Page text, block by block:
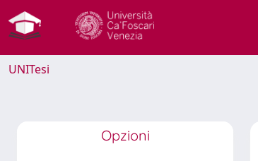
UNITesi
Opzioni